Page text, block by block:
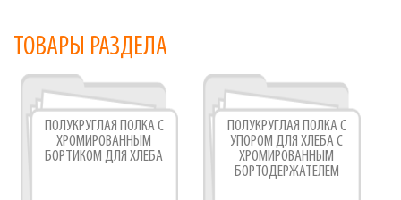
ТОВАРЫ РАЗДЕЛА
ПОЛУКРУГЛАЯ ПОЛКА С
ХРОМИРОВАННЫМ
БОРТИКОМ ДЛЯ ХЛЕБА
ПОЛУКРУГЛАЯ ПОЛКА С
УПОРОМ ДЛЯ ХЛЕБА С
ХРОМИРОВАННЫМ
БОРТОДЕРЖАТЕЛЕМ